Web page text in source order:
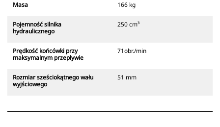
Masa 166 kg
Pojemność silnika
hydraulicznego
250 cm³
Prędkość końcówki przy
maksymalnym przepływie
71obr./min
Rozmiar sześciokątnego wału
wyjściowego
51 mm